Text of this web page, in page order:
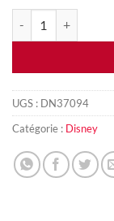
UGS : DN37094
Catégorie : Disney